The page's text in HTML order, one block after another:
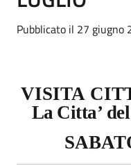
Pubblicato il 27 giugno
VISITA
La Citta’ del